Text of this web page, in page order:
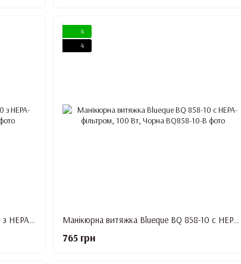
4
4
Манікюрна витяжка Blueque BQ 858-10 c HEPA-фільтром, 100 Вт, Чорна
765 грн